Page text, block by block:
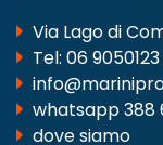
Via Lago di
Tel: 06 9050123
whatsapp 388
dove siamo